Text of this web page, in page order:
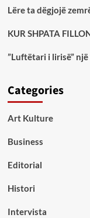
Lëre ta dëgjojë
KUR SHPATA
”Luftëtari i lirisë”
Categories
Art Kulture
Business
Editorial
Histori
Intervista